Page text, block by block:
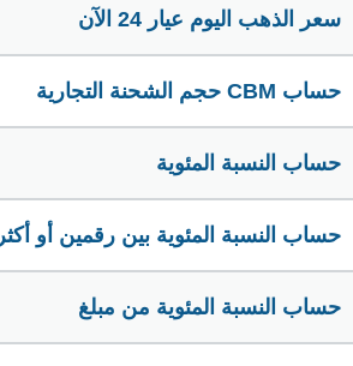
سعر الذهب اليوم عيار 24 الآن
حساب CBM حجم الشحنة التجارية
حساب النسبة المئوية
حساب النسبة المئوية بين رقمين أو أكثر
حساب النسبة المئوية من مبلغ